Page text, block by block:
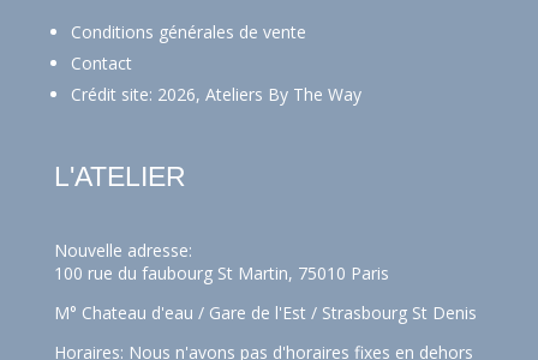
Conditions générales de vente
Contact
Crédit site: 2026, Ateliers By The Way
L'ATELIER
Nouvelle adresse:
100 rue du faubourg St Martin, 75010 Paris
M° Chateau d'eau / Gare de l'Est / Strasbourg St Denis
Horaires: Nous n'avons pas d'horaires fixes en dehors